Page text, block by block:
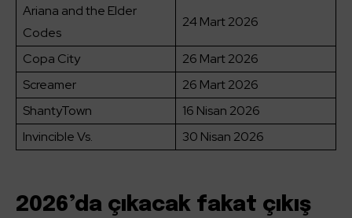
Ariana and the Elder
Codes
24 Mart 2026
Copa City
26 Mart 2026
Screamer
26 Mart 2026
ShantyTown
16 Nisan 2026
Invincible Vs.
30 Nisan 2026
2026’da çıkacak fakat çıkış